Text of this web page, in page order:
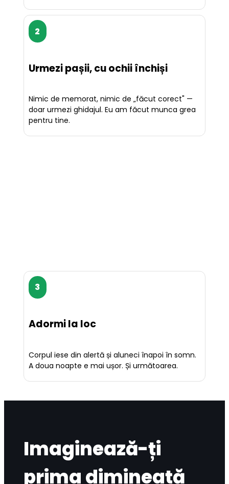
2
Urmezi pașii, cu ochii închiși
Nimic de memorat, nimic de „făcut corect" —
doar urmezi ghidajul. Eu am făcut munca grea
pentru tine.
3
Adormi la loc
Corpul iese din alertă și aluneci înapoi în somn.
A doua noapte e mai ușor. Și următoarea.
Imaginează-ți
prima dimineață